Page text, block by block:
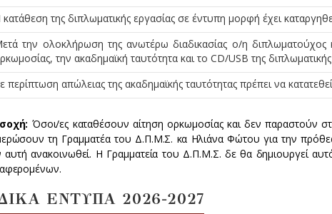
κατάθεση της διπλωματικής εργασίας σε έντυπη μορφή έχει
την ολοκλήρωση της ανωτέρω διαδικασίας ο/η διπλωματούχος
την ακαδημαϊκή ταυτότητα και το CD/USB της
περίπτωση απώλειας της ακαδημαϊκής ταυτότητας πρέπει να
Όσοι/ες καταθέσουν αίτηση ορκωμοσίας και δεν παραστούν
τη Γραμματέα του Δ.Π.Μ.Σ. κα Ηλιάνα Φώτου για την
αυτή ανακοινωθεί. Η Γραμματεία του Δ.Π.Μ.Σ. δε θα δημιουργεί
ΕΝΤΥΠΑ 2026-2027